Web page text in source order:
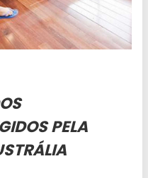
PELA